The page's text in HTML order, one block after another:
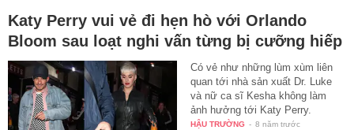
Katy Perry vui vẻ đi hẹn hò với Orlando
Bloom sau loạt nghi vấn từng bị cưỡng hiếp
Có vẻ như những lùm xùm liên
quan tới nhà sản xuất Dr. Luke
và nữ ca sĩ Kesha không làm
ảnh hưởng tới Katy Perry.
HẬU TRƯỜNG - 8 năm trước